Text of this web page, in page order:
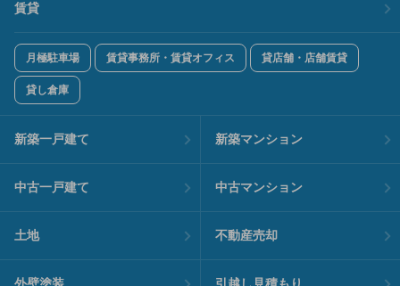
賃貸
月極駐車場 賃貸事務所・賃貸オフィス 貸店舗・店舗賃貸
貸し倉庫
新築一戸建て 新築マンション
中古一戸建て 中古マンション
土地 不動産売却